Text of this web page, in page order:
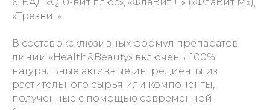
«Трезвит»
В состав эксклюзивных формул препаратов
линии «Health&Beauty» включены 100%
натуральные активные ингредиенты из
растительного сырья или компоненты,
полученные с помощью современной